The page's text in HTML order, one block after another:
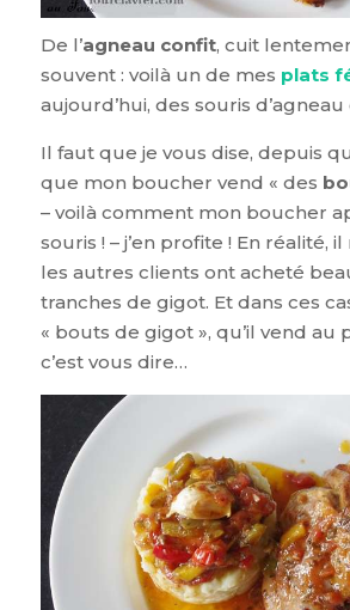
De l’agneau confit, cuit
souvent : voilà un de mes plats
aujourd’hui, des souris
Il faut que je vous dise, depuis
que mon boucher vend « des
– voilà comment mon boucher
souris ! – j’en profite ! En réalité, il
les autres clients ont acheté
tranches de gigot. Et dans ces
« bouts de gigot », qu’il vend au
c’est vous dire…